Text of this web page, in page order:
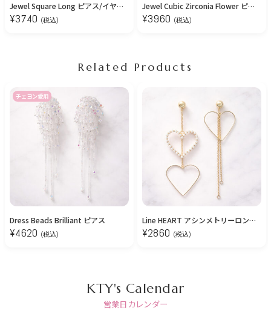
Jewel Square Long ピアス/イヤリング
¥3740 (税込)
Jewel Cubic Zirconia Flower ピアス
¥3960 (税込)
Related Products
チェヨン愛用
Dress Beads Brilliant ピアス
¥4620 (税込)
Line HEART アシンメトリーロングピアス
¥2860 (税込)
KTY's Calendar
営業日カレンダー